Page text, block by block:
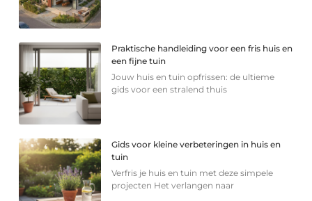
Praktische handleiding voor een fris huis en
een fijne tuin
Jouw huis en tuin opfrissen: de ultieme
gids voor een stralend thuis
Gids voor kleine verbeteringen in huis en
tuin
Verfris je huis en tuin met deze simpele
projecten Het verlangen naar